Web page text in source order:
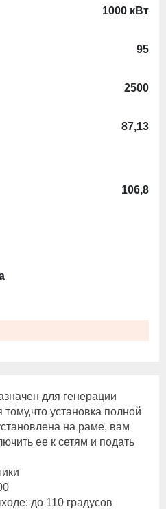
1000 кВт
95
2500
87,13
106,8
для генерации
установка полной
на раме, вам
ее к сетям и подать
до 110 градусов